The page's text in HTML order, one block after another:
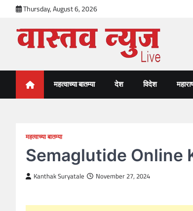
content
Thursday, August 6, 2026
VastavNEWSLive.com
महत्वाच्या बातम्या देश विदेश
महत्वाच्या बातम्या
Semaglutide Online
Kanthak Suryatale November 27, 2024